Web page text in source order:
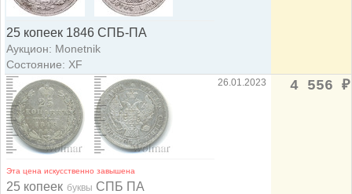
25 копеек 1846 СПБ-ПА
Аукцион: Monetnik
Состояние: XF
Эта цена искусственно завышена
25 копеек буквы СПБ ПА
26.01.2023 4 556 ₽